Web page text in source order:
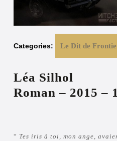
Categories: Le Dit de
Léa Silhol
Roman – 2015 –
“ Tes iris à toi, mon ange,